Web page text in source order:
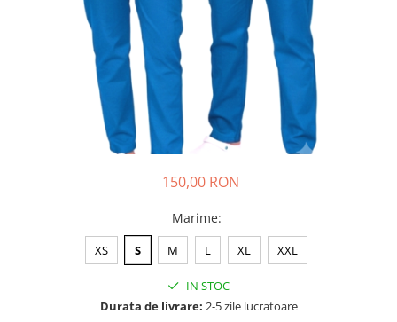
150,00 RON
Marime:
XS S M L XL XXL
IN STOC
Durata de livrare: 2-5 zile lucratoare